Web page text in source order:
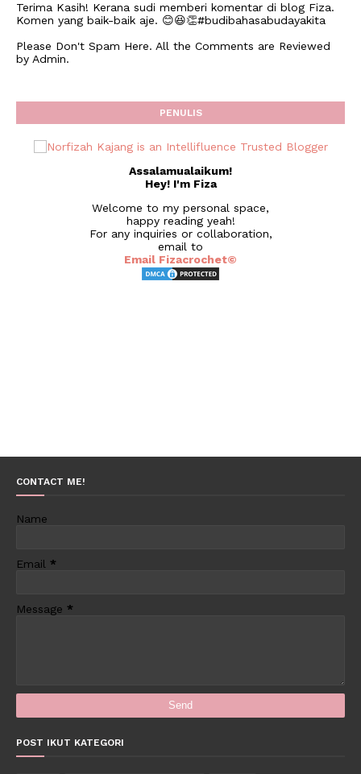
Terima Kasih! Kerana sudi memberi komentar di blog Fiza.
Komen yang baik-baik aje. 😊😆👏#budibahasabudayakita
Please Don't Spam Here. All the Comments are Reviewed
by Admin.
PENULIS
Assalamualaikum!
Hey! I'm Fiza
Welcome to my personal space,
happy reading yeah!
For any inquiries or collaboration,
email to
Email Fizacrochet©
CONTACT ME!
Name
Email *
Message *
POST IKUT KATEGORI